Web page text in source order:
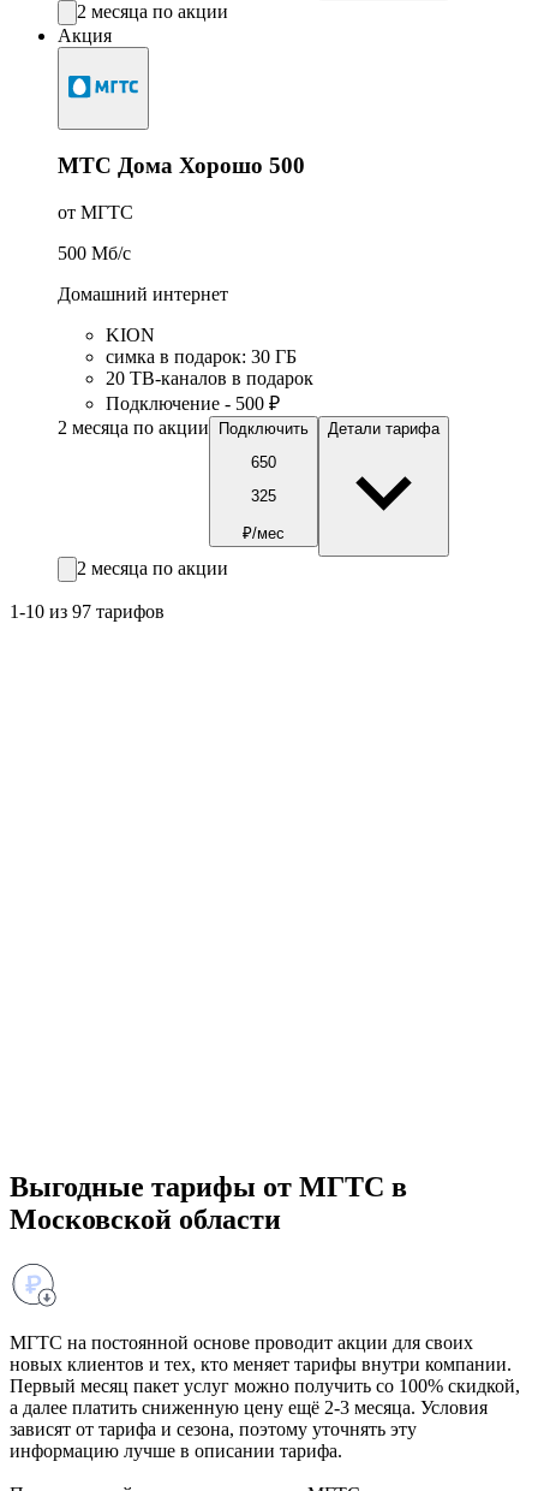
2 месяца по акции
Акция
МТС Дома Хорошо 500
от МГТС
500 Мб/c
Домашний интернет
KION
симка в подарок: 30 ГБ
20 ТВ-каналов в подарок
Подключение - 500 ₽
2 месяца по акции
Подключить
650
325
₽/мес
Детали тарифа
2 месяца по акции
1-10 из 97 тарифов
Выгодные тарифы от МГТС в
Московской области
МГТС на постоянной основе проводит акции для своих
новых клиентов и тех, кто меняет тарифы внутри компании.
Первый месяц пакет услуг можно получить со 100% скидкой,
а далее платить сниженную цену ещё 2-3 месяца. Условия
зависят от тарифа и сезона, поэтому уточнять эту
информацию лучше в описании тарифа.